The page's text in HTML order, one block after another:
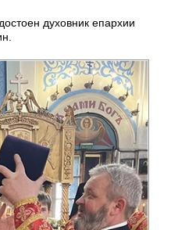
духовник епархии